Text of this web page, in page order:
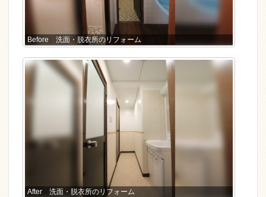
Before 洗面・脱衣所のリフォーム
After 洗面・脱衣所のリフォーム